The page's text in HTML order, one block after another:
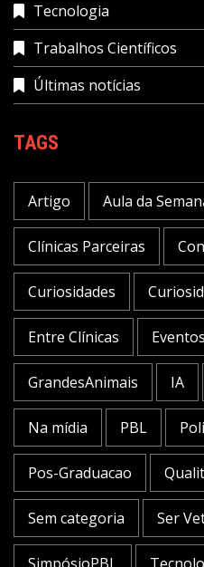
Tecnologia
Trabalhos Científicos
Últimas notícias
TAGS
Artigo Aula da
Clínicas Parceiras
Curiosidades
Entre Clínicas Eventos
GrandesAnimais IA
Na mídia PBL
Pos-Graduacao
Sem categoria Ser